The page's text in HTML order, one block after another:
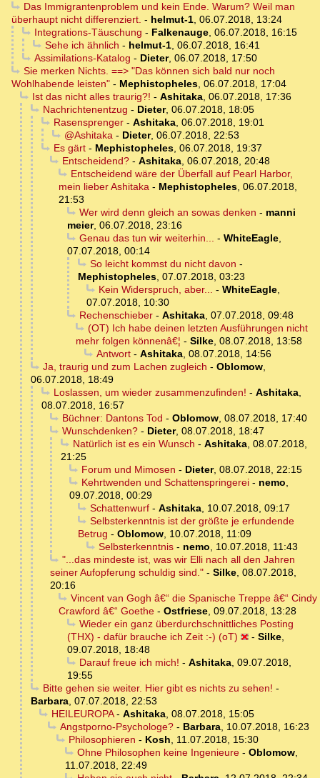
Das Immigrantenproblem und kein Ende. Warum? Weil man
überhaupt nicht differenziert. - helmut-1, 06.07.2018, 13:24
Integrations-Täuschung - Falkenauge, 06.07.2018, 16:15
Sehe ich ähnlich - helmut-1, 06.07.2018, 16:41
Assimilations-Katalog - Dieter, 06.07.2018, 17:50
Sie merken Nichts. ==> "Das können sich bald nur noch
Wohlhabende leisten" - Mephistopheles, 06.07.2018, 17:04
Ist das nicht alles traurig?! - Ashitaka, 06.07.2018, 17:36
Nachrichtenentzug - Dieter, 06.07.2018, 18:05
Rasensprenger- Ashitaka, 06.07.2018, 19:01
@Ashitaka- Dieter, 06.07.2018, 22:53
Es gärt- Mephistopheles, 06.07.2018, 19:37
Entscheidend?- Ashitaka, 06.07.2018, 20:48
Entscheidend wäre der Überfall auf Pearl Harbor,
mein lieber Ashitaka - Mephistopheles, 06.07.2018,
21:53
Wer wird denn gleich an sowas denken - manni
meier, 06.07.2018, 23:16
Genau das tun wir weiterhin... - WhiteEagle,
07.07.2018, 00:14
So leicht kommst du nicht davon -
Mephistopheles, 07.07.2018, 03:23
Kein Widerspruch, aber... - WhiteEagle,
07.07.2018, 10:30
Rechenschieber- Ashitaka, 07.07.2018, 09:48
(OT) Ich habe deinen letzten Ausführungen nicht
mehr folgen könnenâ€¦ - Silke, 08.07.2018, 13:58
Antwort- Ashitaka, 08.07.2018, 14:56
Ja, traurig und zum Lachen zugleich - Oblomow,
06.07.2018, 18:49
Loslassen, um wieder zusammenzufinden! - Ashitaka,
08.07.2018, 16:57
Büchner: Dantons Tod - Oblomow, 08.07.2018, 17:40
Wunschdenken?- Dieter, 08.07.2018, 18:47
Natürlich ist es ein Wunsch - Ashitaka, 08.07.2018,
21:25
Forum und Mimosen - Dieter, 08.07.2018, 22:15
Kehrtwenden und Schattenspringerei- nemo,
09.07.2018, 00:29
Schattenwurf- Ashitaka, 10.07.2018, 09:17
Selbsterkenntnis ist der größte je erfundende
Betrug - Oblomow, 10.07.2018, 11:09
Selbsterkenntnis- nemo, 10.07.2018, 11:43
"...das mindeste ist, was wir Elli nach all den Jahren
seiner Aufopferung schuldig sind." - Silke, 08.07.2018,
20:16
Vincent van Gogh â€“ die Spanische Treppe â€“ Cindy
Crawford â€“ Goethe - Ostfriese, 09.07.2018, 13:28
Wieder ein ganz überdurchschnittliches Posting
(THX) - dafür brauche ich Zeit :-) (oT)
- Silke,
09.07.2018, 18:48
Darauf freue ich mich! - Ashitaka, 09.07.2018,
19:55
Bitte gehen sie weiter. Hier gibt es nichts zu sehen! -
Barbara, 07.07.2018, 22:53
HEILEUROPA- Ashitaka, 08.07.2018, 15:05
Angstporno-Psychologe?- Barbara, 10.07.2018, 16:23
Philosophieren - Kosh, 11.07.2018, 15:30
Ohne Philosophen keine Ingenieure- Oblomow,
11.07.2018, 22:49